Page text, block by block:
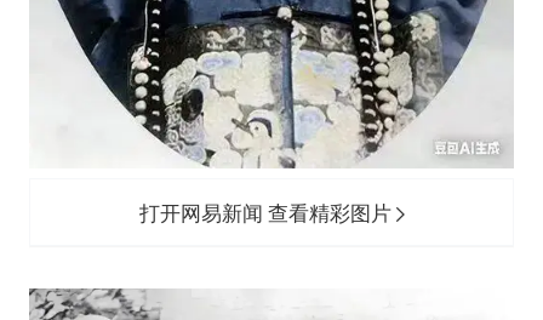
打开网易新闻 查看精彩图片